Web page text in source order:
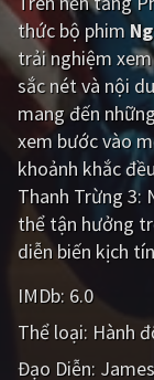
CẬP NHẬT
PHIM MỚI
PHIM BỘ
PHIM LẺ
PHIM CHIẾU
TUYỂN TẬP
BLOG
thức bộ phim
trải nghiệm
sắc nét và nội
mang đến
xem bước vào
khoảnh khắc
Thanh Trừng 3:
thể tận hưởng
diễn biến kịch
IMDb: 6.0
Thể loại: Hành
Đạo Diễn: